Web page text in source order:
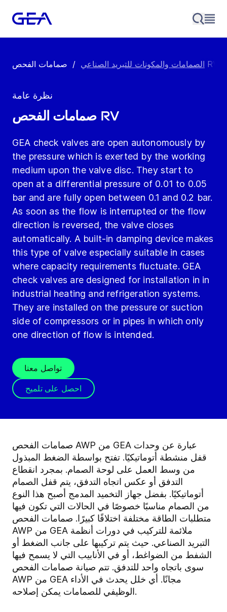
الصمامات والمكونات للتبريد الصناعي / صمامات الفحص RV
نظرة عامة
صمامات الفحص RV
GEA check valves are open autonomously by
the pressure which is exerted by the working
medium upon the valve disc. They start to
open at a differential pressure of 0.01 to 0.05
bar and are fully open between 0.1 and 0.2 bar.
As soon as the flow is interrupted or the flow
direction is reversed, the valve closes
automatically. A built-in damping device makes
this type of valve especially suitable in cases
where capacity requirements fluctuate. GEA
check valves are designed for installation in in
industrial heating and refrigeration systems.
They are installed on the pressure or suction
side of compressors or in pipes in which only
one direction of flow is intended.
تواصل معنا
احصل على تلميح
صمامات الفحص AWP من GEA عبارة عن وحدات
قفل منشطة أتوماتيكيًا. تفتح بواسطة الضغط المبذول
من وسط العمل على لوحة الصمام. بمجرد انقطاع
التدفق أو عكس اتجاه التدفق، يتم قفل الصمام
أتوماتيكيًا. بفضل جهاز التخميد المدمج أصبح هذا النوع
من الصمام مناسبًا خصوصًا في الحالات التي تكون فيها
متطلبات الطاقة مختلفة اختلافًا كبيرًا. صمامات الفحص
AWP من GEA ملائمة للتركيب في دورات أنظمة
التبريد الصناعي. حيث يتم تركيبها على جانب الضغط أو
الشفط من الضواغط، أو في الأنابيب التي لا يسمح فيها
سوى باتجاه واحد للتدفق. تتم صيانة صمامات الفحص
AWP من GEA مجانًا. أي خلل يحدث في الأداء
الوظيفي للصمامات يمكن إصلاحه.